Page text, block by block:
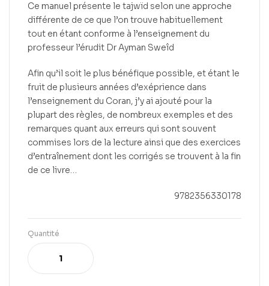
Ce manuel présente le tajwïd selon une approche
différente de ce que l’on trouve habituellement
tout en étant conforme à l’enseignement du
professeur l’érudit Dr Ayman Sweîd
Afin qu’il soit le plus bénéfique possible, et étant le
fruit de plusieurs années d’exéprience dans
l’enseignement du Coran, j’y ai ajouté pour la
plupart des règles, de nombreux exemples et des
remarques quant aux erreurs qui sont souvent
commises lors de la lecture ainsi que des exercices
d’entraînement dont les corrigés se trouvent à la fin
de ce livre…
9782356330178
Quantité